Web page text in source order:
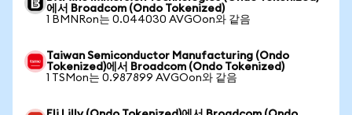
에서 Broadcom (Ondo Tokenized)
1 BMNRon는 0.044030 AVGOon와 같음
Taiwan Semiconductor Manufacturing (Ondo
Tokenized)에서 Broadcom (Ondo Tokenized)
1 TSMon는 0.987899 AVGOon와 같음